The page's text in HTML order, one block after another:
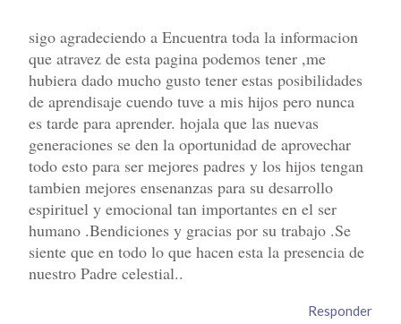
sigo agradeciendo a Encuentra toda la informacion
que atravez de esta pagina podemos tener ,me
hubiera dado mucho gusto tener estas posibilidades
de aprendisaje cuendo tuve a mis hijos pero nunca
es tarde para aprender. hojala que las nuevas
generaciones se den la oportunidad de aprovechar
todo esto para ser mejores padres y los hijos tengan
tambien mejores ensenanzas para su desarrollo
espirituel y emocional tan importantes en el ser
humano .Bendiciones y gracias por su trabajo .Se
siente que en todo lo que hacen esta la presencia de
nuestro Padre celestial..
Responder